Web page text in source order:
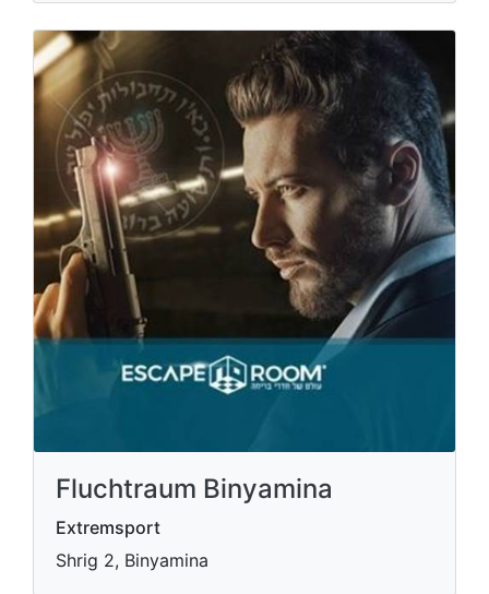
Fluchtraum Binyamina
Extremsport
Shrig 2, Binyamina